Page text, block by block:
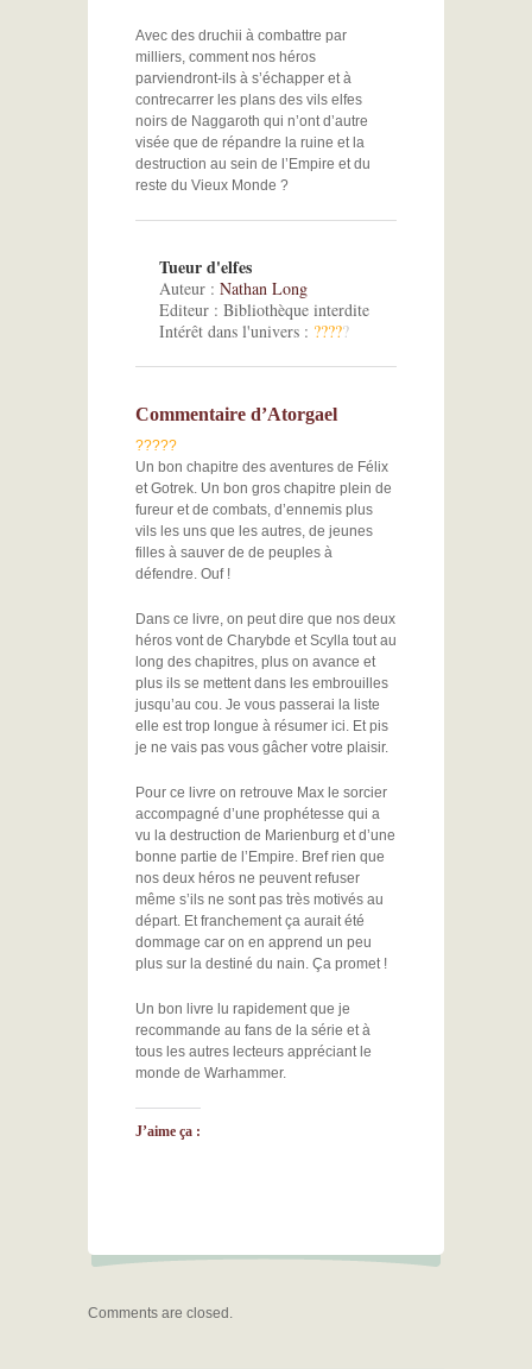
Avec des druchii à combattre par
milliers, comment nos héros
parviendront-ils à s’échapper et à
contrecarrer les plans des vils elfes
noirs de Naggaroth qui n’ont d’autre
visée que de répandre la ruine et la
destruction au sein de l’Empire et du
reste du Vieux Monde ?
Tueur d'elfes
Auteur : Nathan Long
Editeur : Bibliothèque interdite
Intérêt dans l'univers : ?????
Commentaire d’Atorgael
?????
Un bon chapitre des aventures de Félix
et Gotrek. Un bon gros chapitre plein de
fureur et de combats, d’ennemis plus
vils les uns que les autres, de jeunes
filles à sauver de de peuples à
défendre. Ouf !
Dans ce livre, on peut dire que nos deux
héros vont de Charybde et Scylla tout au
long des chapitres, plus on avance et
plus ils se mettent dans les embrouilles
jusqu’au cou. Je vous passerai la liste
elle est trop longue à résumer ici. Et pis
je ne vais pas vous gâcher votre plaisir.
Pour ce livre on retrouve Max le sorcier
accompagné d’une prophétesse qui a
vu la destruction de Marienburg et d’une
bonne partie de l’Empire. Bref rien que
nos deux héros ne peuvent refuser
même s’ils ne sont pas très motivés au
départ. Et franchement ça aurait été
dommage car on en apprend un peu
plus sur la destiné du nain. Ça promet !
Un bon livre lu rapidement que je
recommande au fans de la série et à
tous les autres lecteurs appréciant le
monde de Warhammer.
J’aime ça :
Comments are closed.